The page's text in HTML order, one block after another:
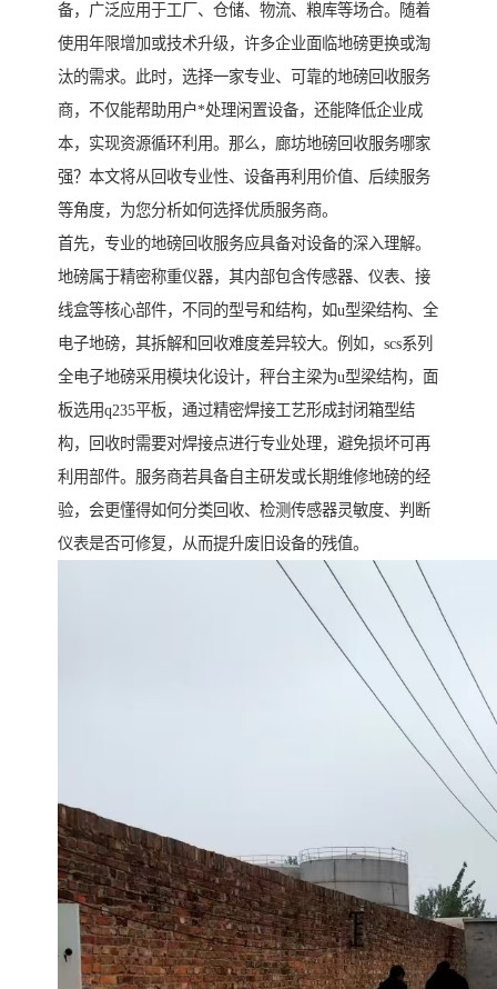
备，广泛应用于工厂、仓储、物流、粮库等场合。随着
使用年限增加或技术升级，许多企业面临地磅更换或淘
汰的需求。此时，选择一家专业、可靠的地磅回收服务
商，不仅能帮助用户*处理闲置设备，还能降低企业成
本，实现资源循环利用。那么，廊坊地磅回收服务哪家
强？本文将从回收专业性、设备再利用价值、后续服务
等角度，为您分析如何选择优质服务商。
首先，专业的地磅回收服务应具备对设备的深入理解。
地磅属于精密称重仪器，其内部包含传感器、仪表、接
线盒等核心部件，不同的型号和结构，如u型梁结构、全
电子地磅，其拆解和回收难度差异较大。例如，scs系列
全电子地磅采用模块化设计，秤台主梁为u型梁结构，面
板选用q235平板，通过精密焊接工艺形成封闭箱型结
构，回收时需要对焊接点进行专业处理，避免损坏可再
利用部件。服务商若具备自主研发或长期维修地磅的经
验，会更懂得如何分类回收、检测传感器灵敏度、判断
仪表是否可修复，从而提升废旧设备的残值。